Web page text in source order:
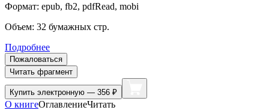
Формат: epub, fb2, pdfRead, mobi
Объем: 32 бумажных стр.
Подробнее
Пожаловаться
Читать фрагмент
Купить электронную — 356 ₽
О книгеОглавлениеЧитать